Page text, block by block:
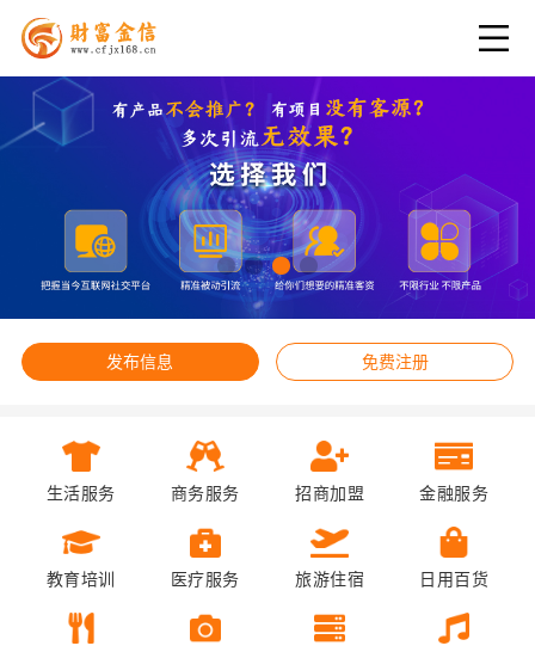
发布信息 免费注册
生活服务 商务服务 招商加盟 金融服务
教育培训 医疗服务 旅游住宿 日用百货